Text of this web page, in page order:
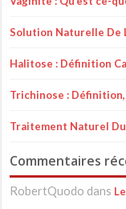
Solution Naturelle De
Halitose : Définition
Trichinose :
Traitement Naturel
Commentaires
RobertQuodo dans